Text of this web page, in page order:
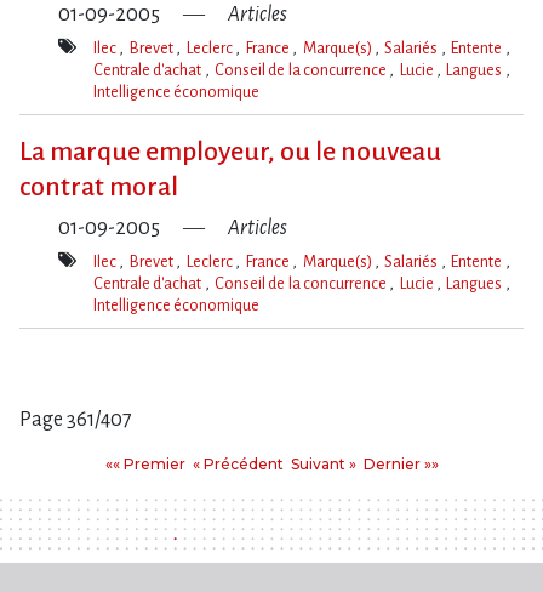
01-09-2005 Articles
Mot(s)-
Ilec Brevet Leclerc France Marque(s) Salariés
Entente
Centrale d'achat
Conseil de la concurrence Lucie
Langues
Intelligence économique
La marque employeur, ou le nouveau
contrat moral
01-09-2005 Articles
Mot(s)-
Ilec Brevet Leclerc France Marque(s) Salariés
Entente
Centrale d'achat
Conseil de la concurrence Lucie
Langues
Intelligence économique
Page 361/407
«« PremierPremier
« PrécédentPrécédent
Suivant
Suivant » Dernier
Dernier »»